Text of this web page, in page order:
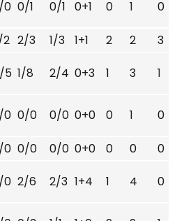
0 0/1 0/1 0+1 0 1 0
2/3 1/3 1+1 2 2
3
5 1/8 2/4 0+3 1 3 1
0 0/0 0/0 0+0 0 1 0
0 0/0 0/0 0+0 0 0
0
0 2/6 2/3 1+4 1 4 0